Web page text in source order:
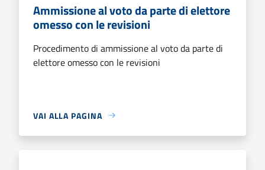
Ammissione al voto da parte di elettore
omesso con le revisioni
Procedimento di ammissione al voto da parte di
elettore omesso con le revisioni
VAI ALLA PAGINA